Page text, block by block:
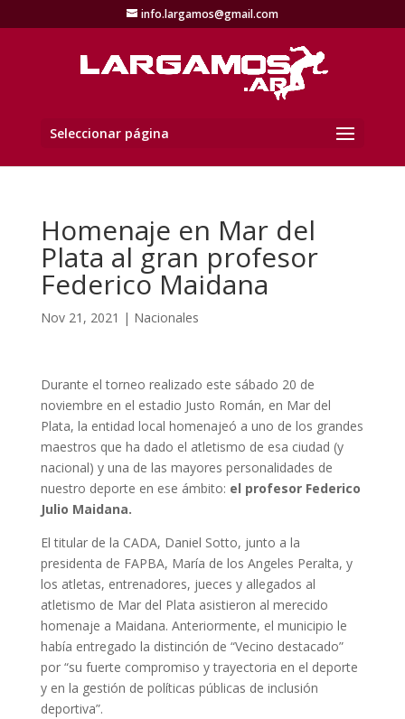
info.largamos@gmail.com
Seleccionar página
Homenaje en Mar del
Plata al gran profesor
Federico Maidana
Nov 21, 2021 | Nacionales
Durante el torneo realizado este sábado 20 de
noviembre en el estadio Justo Román, en Mar del
Plata, la entidad local homenajeó a uno de los grandes
maestros que ha dado el atletismo de esa ciudad (y
nacional) y una de las mayores personalidades de
nuestro deporte en ese ámbito: el profesor Federico
Julio Maidana.
El titular de la CADA, Daniel Sotto, junto a la
presidenta de FAPBA, María de los Angeles Peralta, y
los atletas, entrenadores, jueces y allegados al
atletismo de Mar del Plata asistieron al merecido
homenaje a Maidana. Anteriormente, el municipio le
había entregado la distinción de “Vecino destacado”
por “su fuerte compromiso y trayectoria en el deporte
y en la gestión de políticas públicas de inclusión
deportiva”.